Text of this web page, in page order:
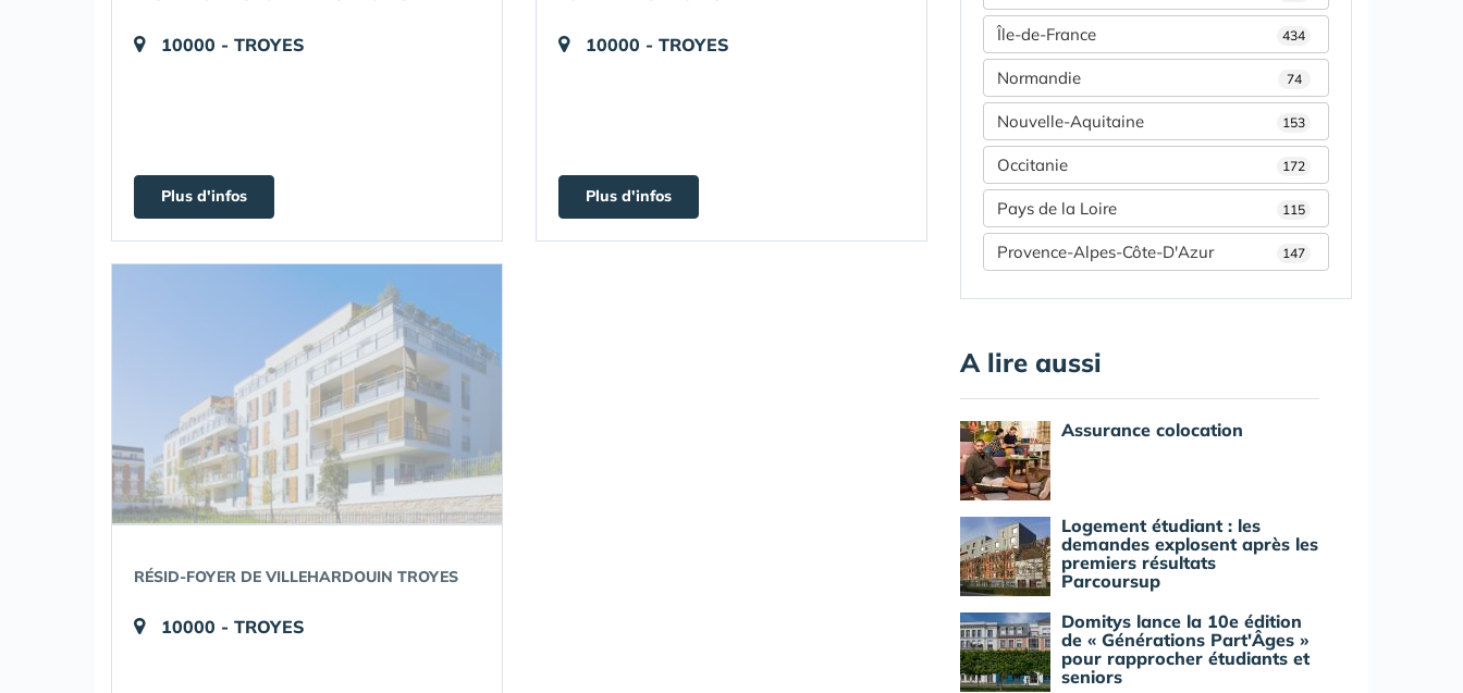
10000 - TROYES
Plus d'infos
10000 - TROYES
Plus d'infos
RÉSID-FOYER DE VILLEHARDOUIN TROYES
10000 - TROYES
Île-de-France 434
Normandie 74
Nouvelle-Aquitaine 153
Occitanie 172
Pays de la Loire 115
Provence-Alpes-Côte-D'Azur 147
A lire aussi
Assurance colocation
Logement étudiant : les
demandes explosent après les
premiers résultats
Parcoursup
Domitys lance la 10e édition
de « Générations Part'Âges »
pour rapprocher étudiants et
seniors